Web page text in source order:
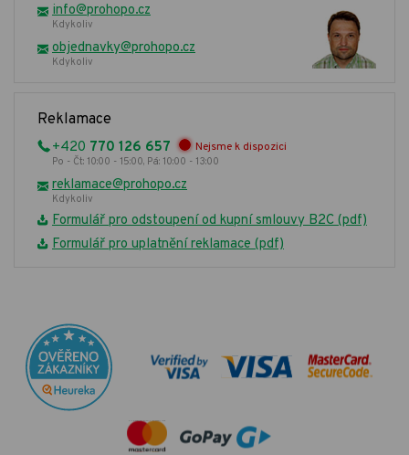
info@prohopo.cz
Kdykoliv
objednavky@prohopo.cz
Kdykoliv
Reklamace
+420 770 126 657 Nejsme k dispozici
Po - Čt: 10:00 - 15:00, Pá: 10:00 - 13:00
reklamace@prohopo.cz
Kdykoliv
Formulář pro odstoupení od kupní smlouvy B2C (pdf)
Formulář pro uplatnění reklamace (pdf)